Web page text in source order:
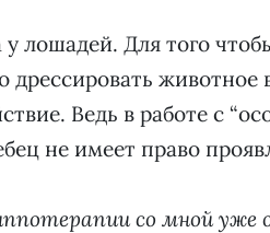
лошадей. Для того
животное
Ведь в работе с
не имеет право
со мной